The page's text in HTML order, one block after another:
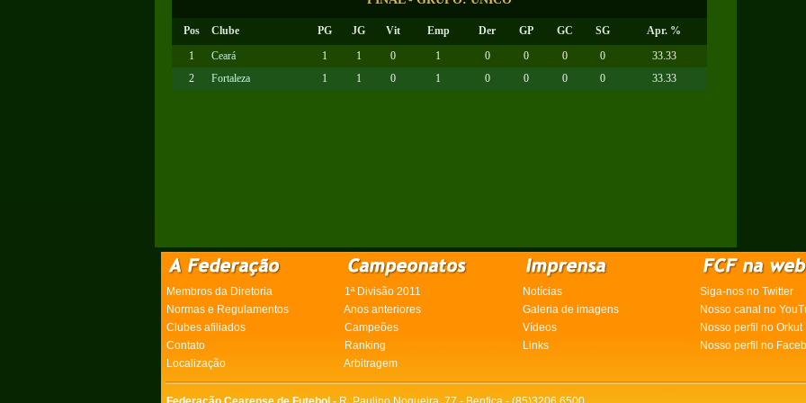
Pos Clube PG JG Vit Emp Der GP GC SG
Apr. %
1
Ceará 1 1 0 1 0 0 0 0
33.33
2
Fortaleza 1 1 0 1 0 0 0 0 33.33
Membros da Diretoria 1ª Divisão 2011 Notícias
Siga-nos no Twitter
Normas e Regulamentos
Anos anteriores Galeria de imagens
Nosso canal no
Clubes afiliados
Campeões Vídeos
Nosso perfil no Orkut
Contato
Ranking Links
Nosso perfil no
Localização
Arbitragem